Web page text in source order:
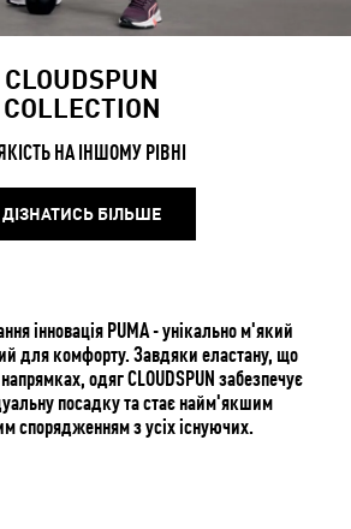
CLOUDSPUN
COLLECTION
НА ІНШОМУ РІВНІ
ДІЗНАТИСЬ БІЛЬШЕ
інновація PUMA - унікально м'який
для комфорту. Завдяки еластану, що
одяг CLOUDSPUN забезпечує
посадку та стає найм'якшим
спорядженням з усіх існуючих.